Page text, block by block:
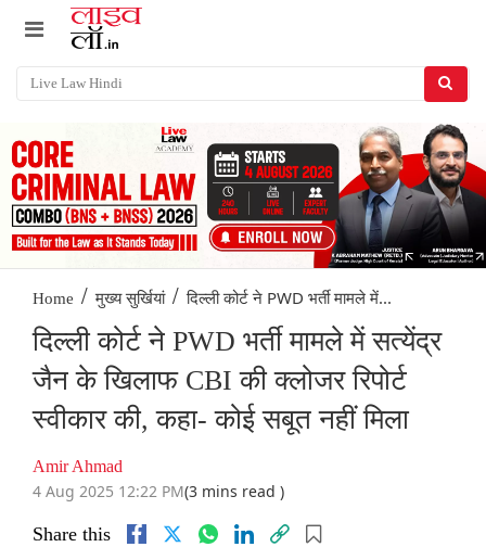
Home / मुख्य सुर्खियां / दिल्ली कोर्ट ने PWD भर्ती मामले में...
दिल्ली कोर्ट ने PWD भर्ती मामले में सत्येंद्र
जैन के खिलाफ CBI की क्लोजर रिपोर्ट
स्वीकार की, कहा- कोई सबूत नहीं मिला
Amir Ahmad
4 Aug 2025 12:22 PM(3 mins read )
Share this